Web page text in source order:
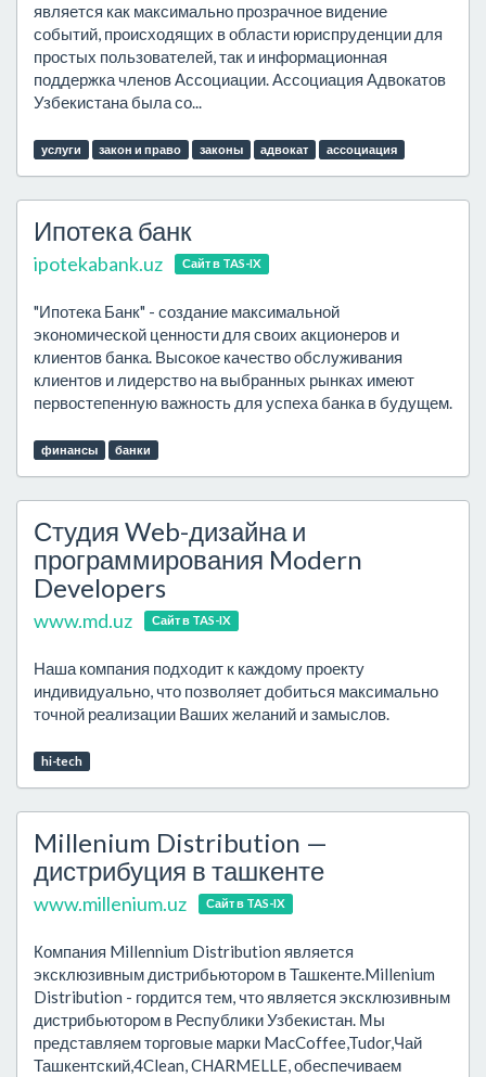
является как максимально прозрачное видение
событий, происходящих в области юриспруденции для
простых пользователей, так и информационная
поддержка членов Ассоциации. Ассоциация Адвокатов
Узбекистана была со...
услуги закон и право законы адвокат ассоциация
Ипотека банк
ipotekabank.uz Сайт в TAS-IX
"Ипотека Банк" - создание максимальной
экономической ценности для своих акционеров и
клиентов банка. Высокое качество обслуживания
клиентов и лидерство на выбранных рынках имеют
первостепенную важность для успеха банка в будущем.
финансы банки
Студия Web-дизайна и
программирования Modern
Developers
www.md.uz Сайт в TAS-IX
Наша компания подходит к каждому проекту
индивидуально, что позволяет добиться максимально
точной реализации Ваших желаний и замыслов.
hi-tech
Millenium Distribution —
дистрибуция в ташкенте
www.millenium.uz Сайт в TAS-IX
Компания Millennium Distribution является
эксклюзивным дистрибьютором в Ташкенте.Millenium
Distribution - гордится тем, что является эксклюзивным
дистрибьютором в Республики Узбекистан. Мы
представляем торговые марки MacCoffee,Tudor,Чай
Ташкентский,4Clean, CHARMELLE, обеспечиваем